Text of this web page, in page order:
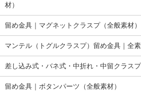
材）
留め金具｜マグネットクラスプ（全般素材）
マンテル（トグルクラスプ）留め金具｜全
差し込み式・バネ式・中折れ・中留クラス
留め金具｜ボタンパーツ（全般素材）